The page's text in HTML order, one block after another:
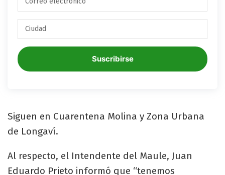
Suscribirse
Siguen en Cuarentena Molina y Zona Urbana
de Longaví.
Al respecto, el Intendente del Maule, Juan
Eduardo Prieto informó que “tenemos